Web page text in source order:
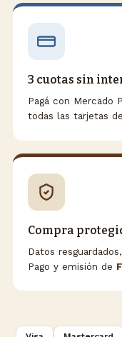
3 cuotas sin
Pagá con Mercado
todas las tarjetas
Compra
Datos
Pago y emisión de